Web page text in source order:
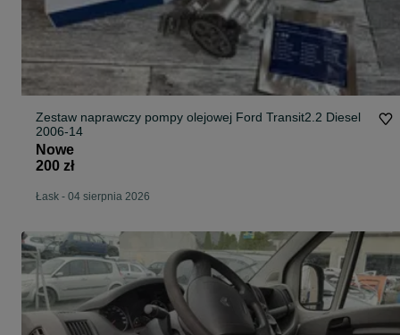
Zestaw naprawczy pompy olejowej Ford Transit2.2 Diesel
2006-14
Nowe
200 zł
Łask - 04 sierpnia 2026